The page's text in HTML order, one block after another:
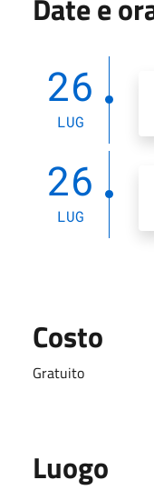
Date e
26
LUG
26
LUG
Costo
Gratuito
Luogo